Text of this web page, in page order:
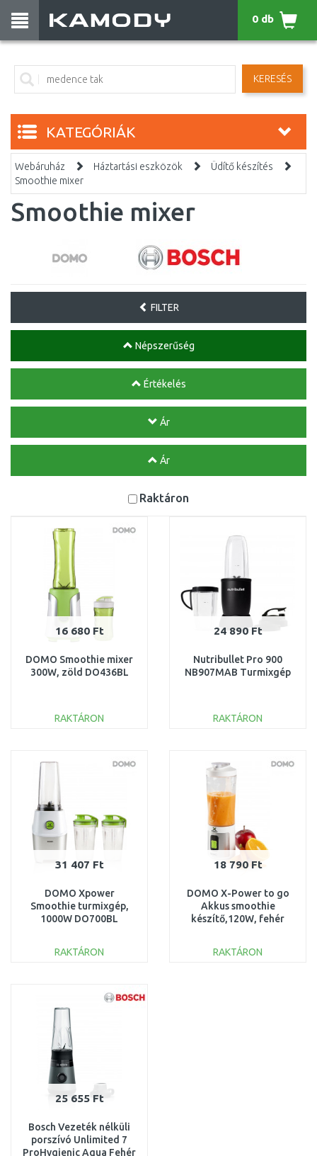
KERESÉS
0 db
KATEGÓRIÁK
Webáruház Háztartási eszközök
Üdítő készítés
Smoothie mixer
Smoothie mixer
FILTER
Népszerűség
Értékelés
Ár
Ár
Raktáron
16 680 Ft
DOMO Smoothie mixer
300W, zöld DO436BL
RAKTÁRON
Összehasonlítás
24 890 Ft
Nutribullet Pro 900
NB907MAB Turmixgép
RAKTÁRON
Összehasonlítás
31 407 Ft
DOMO Xpower
Smoothie turmixgép,
1000W DO700BL
RAKTÁRON
Összehasonlítás
18 790 Ft
DOMO X-Power to go
Akkus smoothie
készítő,120W, fehér
RAKTÁRON
25 655 Ft
Bosch Vezeték nélküli
porszívó Unlimited 7
ProHygienic Aqua Fehér